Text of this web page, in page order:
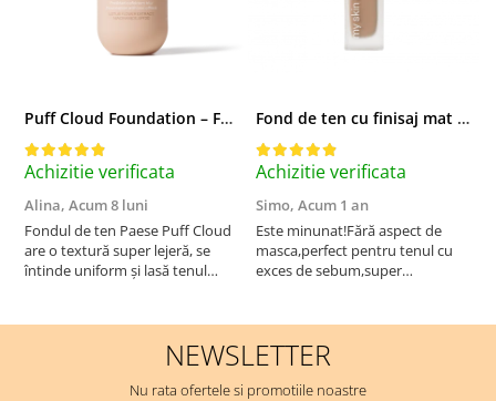
Puff Cloud Foundation – Fond de ten cu efect natural
Achizitie verificata
Alina, Acum 8 luni
Fondul de ten Paese Puff Cloud
are o textură super lejeră, se
întinde uniform și lasă tenul
rezistă bine toată ziua și nu
oxidează. Se simte ca o cremă
hidratantă pe piele. Un f...
Fond de ten cu finisaj mat si satinat, 3C ALMOND - 33 ml
Achizitie verificata
Simo, Acum 1 an
Este minunat!Fără aspect de
masca,perfect pentru tenul cu
exces de sebum,super
NEWSLETTER
Nu rata ofertele si promotiile noastre